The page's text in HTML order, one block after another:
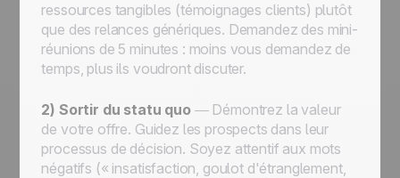
ressources tangibles (témoignages clients) plutôt
que des relances génériques. Demandez des mini-
réunions de 5 minutes : moins vous demandez de
temps, plus ils voudront discuter.
2) Sortir du statu quo— Démontrez la valeur
de votre offre. Guidez les prospects dans leur
processus de décision. Soyez attentif aux mots
négatifs (« insatisfaction, goulot d'étranglement,